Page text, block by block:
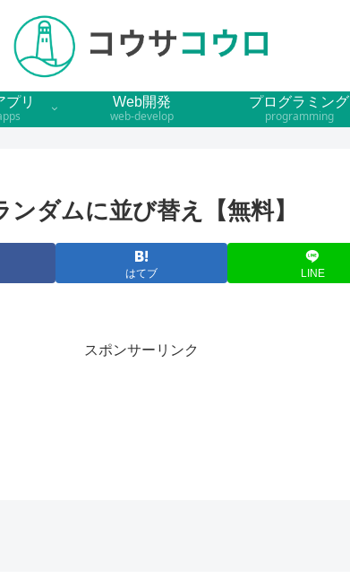
プリ
Web開発
web-develop
プログラミング
programming
ダムに並び替え【無料】
はてブ LINE
スポンサーリンク